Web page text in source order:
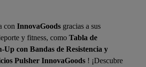
con InnovaGoods gracias a sus
y fitness, como Tabla de
Up con Bandas de Resistencia y
Pulsher InnovaGoods ! ¡Descubre